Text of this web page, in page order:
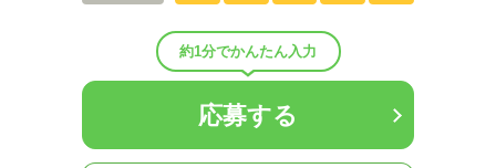
応募する
約1分でかんたん入力
応募する